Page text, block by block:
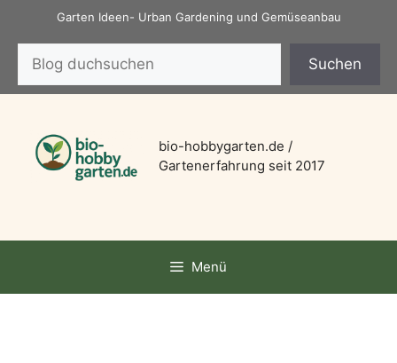
springen
Garten Ideen- Urban Gardening und Gemüseanbau
Suchen
bio-hobbygarten.de /
Gartenerfahrung seit 2017
Menü